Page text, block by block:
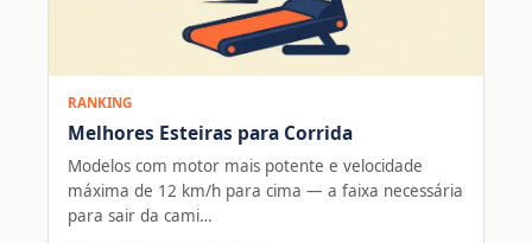
RANKING
Melhores Esteiras para Corrida
Modelos com motor mais potente e velocidade
máxima de 12 km/h para cima — a faixa necessária
para sair da cami…